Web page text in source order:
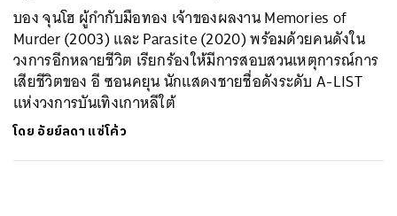
บอง จุนโฮ ผู้กำกับมือทอง เจ้าของผลงาน Memories of
Murder (2003) และ Parasite (2020) พร้อมด้วยคนดังใน
วงการอีกหลายชีวิต เรียกร้องให้มีการสอบสวนเหตุการณ์การ
เสียชีวิตของ อี ซอนคยุน นักแสดงชายชื่อดังระดับ A-LIST
แห่งวงการบันเทิงเกาหลีใต้
โดย อัยย์ลดา แซ่โค้ว